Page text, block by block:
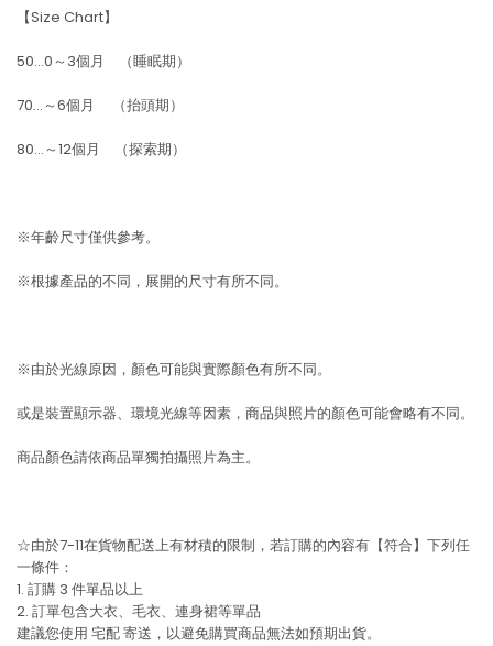
【Size Chart】
50…0～3個月 （睡眠期）
70…～6個月 （抬頭期）
80…～12個月 （探索期）
※年齡尺寸僅供參考。
※根據產品的不同，展開的尺寸有所不同。
※由於光線原因，顏色可能與實際顏色有所不同。
或是裝置顯示器、環境光線等因素，商品與照片的顏色可能會略有不同。
商品顏色請依商品單獨拍攝照片為主。
☆由於7-11在貨物配送上有材積的限制，若訂購的內容有【符合】下列任
一條件：
1. 訂購 3 件單品以上
2. 訂單包含大衣、毛衣、連身裙等單品
建議您使用 宅配寄送，以避免購買商品無法如預期出貨。